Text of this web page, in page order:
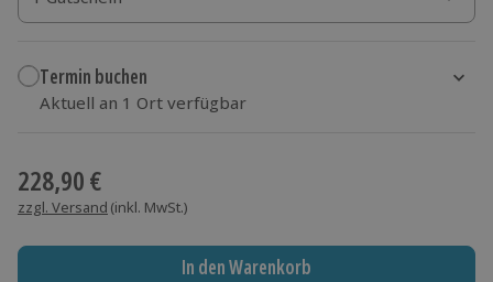
1 Gutschein
Termin buchen
Aktuell an 1 Ort verfügbar
228,90 €
zzgl. Versand (inkl. MwSt.)
In den Warenkorb